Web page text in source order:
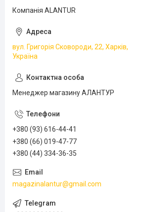
Компанія ALANTUR
вул. Григорія Сковороди, 22, Харків,
Україна
Менеджер магазину АЛАНТУР
+380 (93) 616-44-41
+380 (66) 019-47-77
+380 (44) 334-36-35
magazinalantur@gmail.com